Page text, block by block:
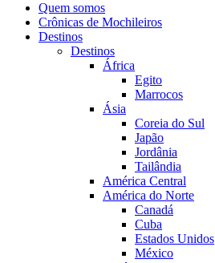
Quem somos
Crônicas de Mochileiros
Destinos
Destinos
África
Egito
Marrocos
Ásia
Coreia do Sul
Japão
Jordânia
Tailândia
América Central
América do Norte
Canadá
Cuba
Estados Unidos
México